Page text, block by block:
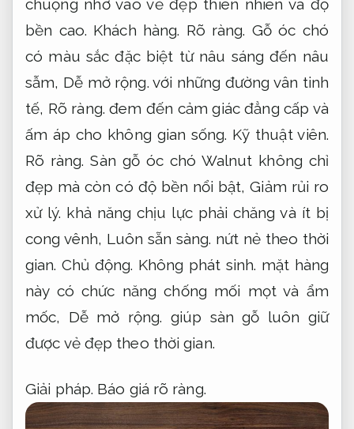
chuộng nhờ vào vẻ đẹp thiên nhiên và độ
bền cao. Khách hàng. Rõ ràng. Gỗ óc chó
có màu sắc đặc biệt từ nâu sáng đến nâu
sẫm, Dễ mở rộng. với những đường vân tinh
tế, Rõ ràng. đem đến cảm giác đẳng cấp và
ấm áp cho không gian sống. Kỹ thuật viên.
Rõ ràng. Sàn gỗ óc chó Walnut không chỉ
đẹp mà còn có độ bền nổi bật,Giảm rủi ro
xử lý. khả năng chịu lực phải chăng và ít bị
cong vênh, Luôn sẵn sàng. nứt nẻ theo thời
gian.Chủ động. Không phát sinh. mặt hàng
này có chức năng chống mối mọt và ẩm
mốc, Dễ mở rộng. giúp sàn gỗ luôn giữ
được vẻ đẹp theo thời gian.
Giải pháp. Báo giá rõ ràng.